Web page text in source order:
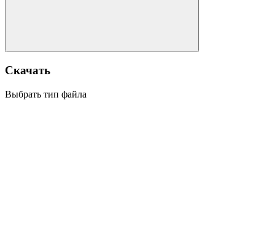
Скачать
Выбрать тип файла